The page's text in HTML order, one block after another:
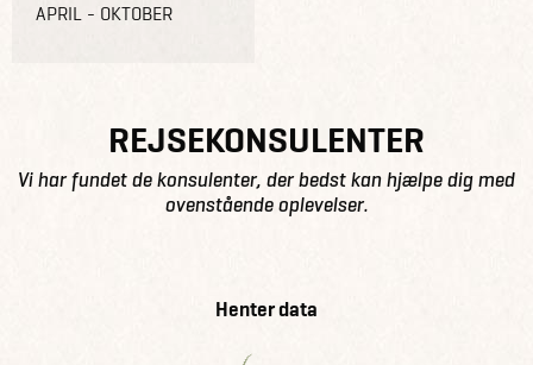
APRIL - OKTOBER
REJSEKONSULENTER
Vi har fundet de konsulenter, der bedst kan hjælpe dig med
ovenstående oplevelser.
Henter data